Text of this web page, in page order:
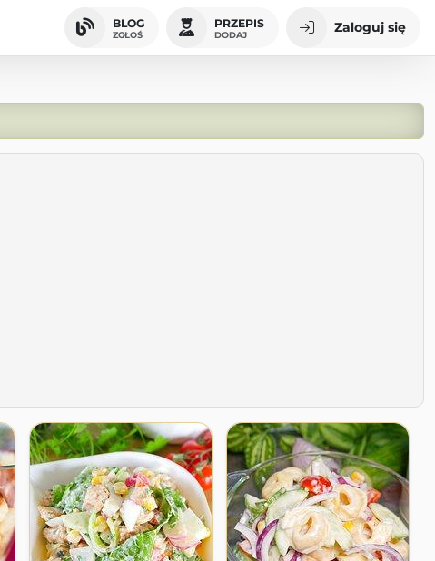
BLOG
ZGŁOŚ
PRZEPIS
DODAJ Zaloguj się